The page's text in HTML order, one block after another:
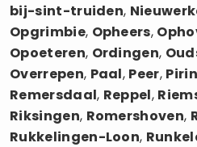
bij-sint-truiden,
Opgrimbie, Opheers,
Opoeteren, Ordingen,
Overrepen, Paal, Peer,
Remersdaal, Reppel,
Riksingen, Romershoven,
Rukkelingen-Loon,